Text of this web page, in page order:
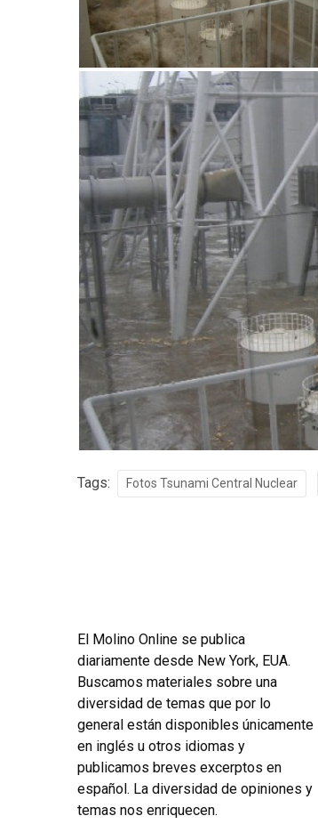
Tags: Fotos Tsunami Central Nuclear
El Molino Online se publica
diariamente desde New York, EUA.
Buscamos materiales sobre una
diversidad de temas que por lo
general están disponibles únicamente
en inglés u otros idiomas y
publicamos breves excerptos en
español. La diversidad de opiniones y
temas nos enriquecen.